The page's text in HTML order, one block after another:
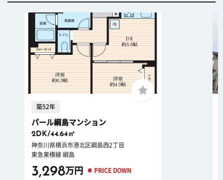
築52年
パール綱島マンション
2DK/44.64㎡
神奈川県横浜市港北区綱島西2丁目
東急東横線 綱島
3,298万円 PRICE DOWN